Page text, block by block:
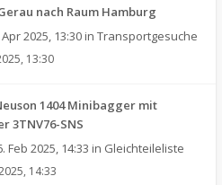
nach Raum Hamburg
Apr 2025, 13:30 in Transportgesuche
13:30
1404 Minibagger mit
3TNV76-SNS
Feb 2025, 14:33 in Gleichteileliste
14:33